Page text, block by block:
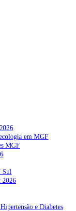
psicólogo e
do ouvido com
eventual gestão
em MGF
MGF
Sul
2026
e Diabetes